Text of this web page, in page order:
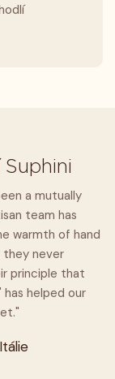
a mutually
team has
warmth of hand
they never
principle that
helped our